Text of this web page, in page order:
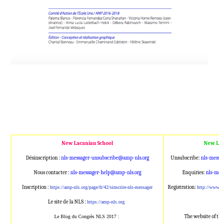
New Lacanian School
Désinscription : nls-messager-unsubscribe@amp-nls.org
Nous contacter : nls-messager-help@amp-nls.org
Inscription :https://amp-nls.org/page/fr/42/sinscrire-nls-messager
Le site de la NLS :https://amp-nls.org
Le Blog du Congrès NLS 2017 :
New
Unsubscribe: nls-
Enquiries:nls-
Registration:http://
The website of